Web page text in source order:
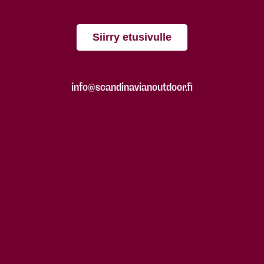
Siirry etusivulle
info@scandinavianoutdoor.fi